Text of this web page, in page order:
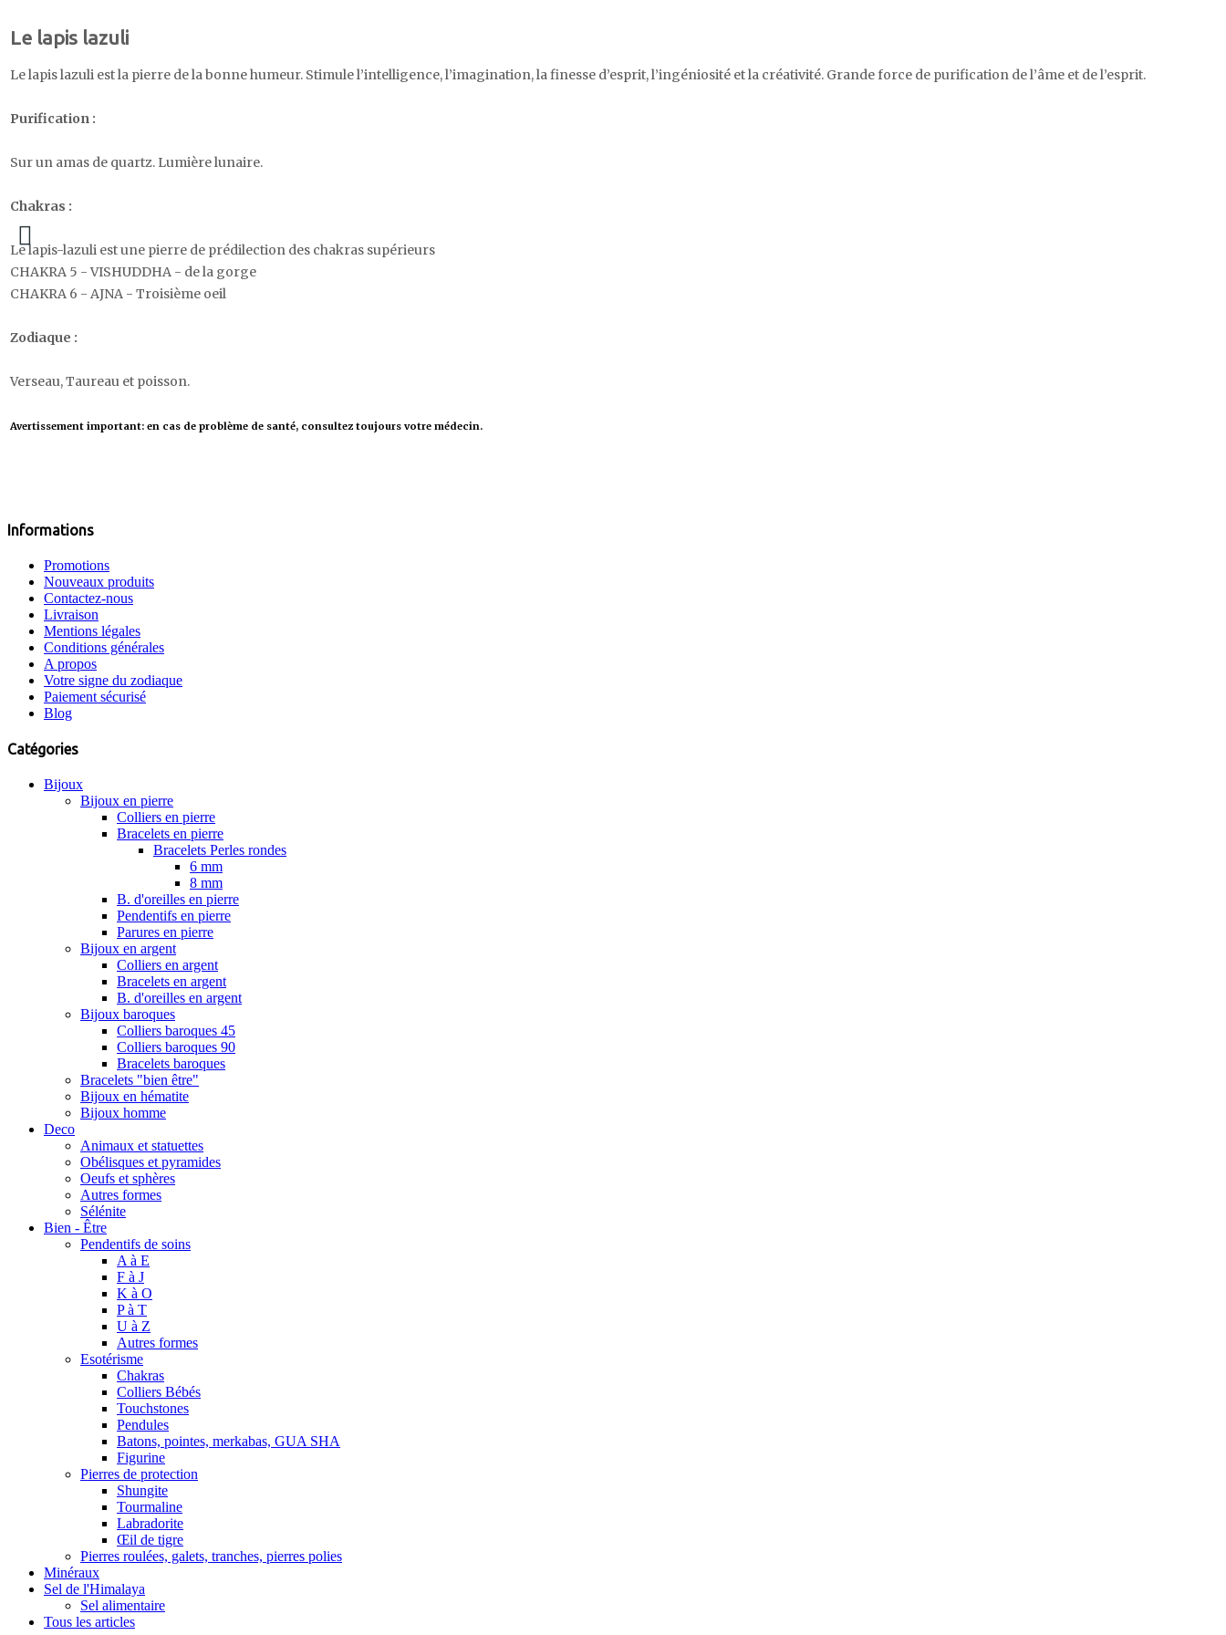
Le lapis lazuli
Le lapis lazuli est la pierre de la bonne humeur. Stimule l’intelligence, l’imagination, la finesse d’esprit, l’ingéniosité et la créativité. Grande force de purification de l’âme et de l’esprit.
Purification :
Sur un amas de quartz. Lumière lunaire.
Chakras :
Le lapis-lazuli est une pierre de prédilection des chakras supérieurs
CHAKRA 5 - VISHUDDHA - de la gorge
CHAKRA 6 - AJNA - Troisième oeil
Zodiaque :
Verseau, Taureau et poisson.
Avertissement important: en cas de problème de santé, consultez toujours votre médecin.
Informations
Promotions
Nouveaux produits
Contactez-nous
Livraison
Mentions légales
Conditions générales
A propos
Votre signe du zodiaque
Paiement sécurisé
Blog
Catégories
Bijoux
Bijoux en pierre
Colliers en pierre
Bracelets en pierre
Bracelets Perles rondes
6 mm
8 mm
B. d'oreilles en pierre
Pendentifs en pierre
Parures en pierre
Bijoux en argent
Colliers en argent
Bracelets en argent
B. d'oreilles en argent
Bijoux baroques
Colliers baroques 45
Colliers baroques 90
Bracelets baroques
Bracelets "bien être"
Bijoux en hématite
Bijoux homme
Deco
Animaux et statuettes
Obélisques et pyramides
Oeufs et sphères
Autres formes
Sélénite
Bien - Être
Pendentifs de soins
A à E
F à J
K à O
P à T
U à Z
Autres formes
Esotérisme
Chakras
Colliers Bébés
Touchstones
Pendules
Batons, pointes, merkabas, GUA SHA
Figurine
Pierres de protection
Shungite
Tourmaline
Labradorite
Œil de tigre
Pierres roulées, galets, tranches, pierres polies
Minéraux
Sel de l'Himalaya
Sel alimentaire
Tous les articles